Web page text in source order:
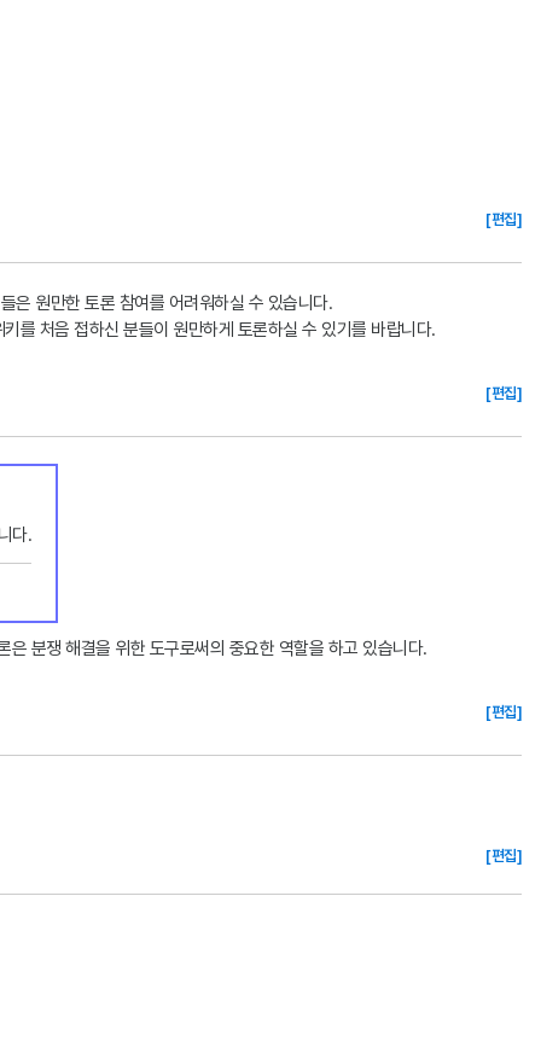
[편집]
은 원만한 토론 참여를 어려워하실 수 있습니다.
를 처음 접하신 분들이 원만하게 토론하실 수 있기를 바랍니다.
[편집]
다.
분쟁 해결을 위한 도구로써의 중요한 역할을 하고 있습니다.
[편집]
[편집]